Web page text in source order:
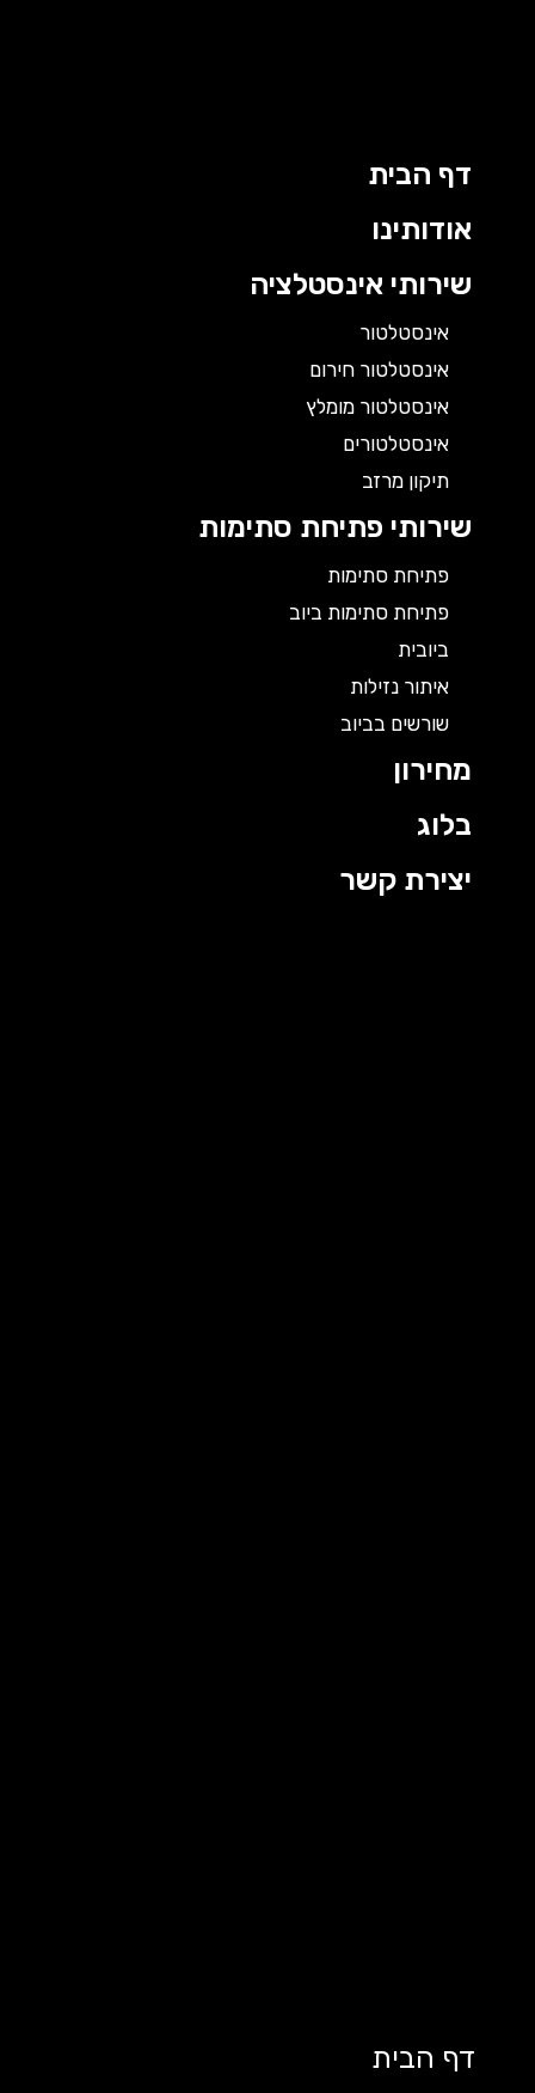
דף הבית
אודותינו
שירותי אינסטלציה
אינסטלטור
אינסטלטור חירום
אינסטלטור מומלץ
אינסטלטורים
תיקון מרזב
שירותי פתיחת סתימות
פתיחת סתימות
פתיחת סתימות ביוב
ביובית
איתור נזילות
שורשים בביוב
מחירון
בלוג
יצירת קשר
דף הבית